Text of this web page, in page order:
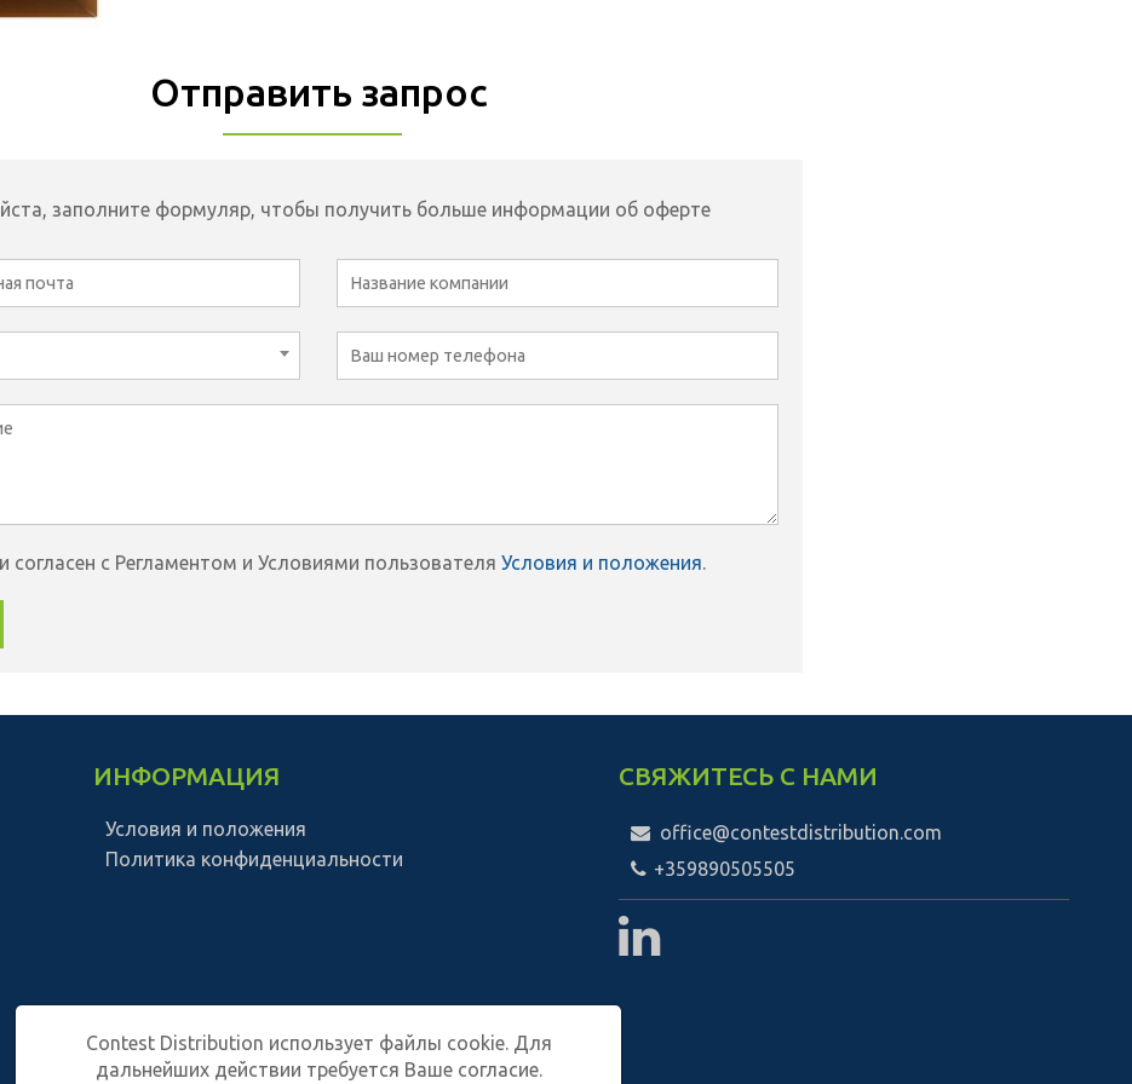
Отправить запрос
заполните формуляр, чтобы получить больше информации об оферте
согласен с Регламентом и Условиями пользователя Условия и положения.
Contest Distribution использует файлы cookie. Для
дальнейших действии требуется Ваше согласие.
ИНФОРМАЦИЯ
Условия и положения
Политика конфиденциальности
СВЯЖИТЕСЬ С НАМИ
office@contestdistribution.com
+359890505505